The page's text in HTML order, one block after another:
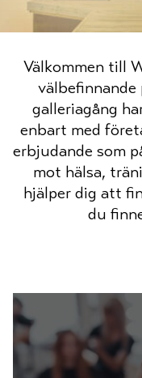
Välkommen till
välbefinnande
galleriagång
enbart med
erbjudande som
mot hälsa,
hjälper dig att
du